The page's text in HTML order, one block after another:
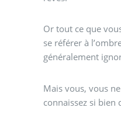
Or tout ce que
se référer à
généralement
Mais vous, vous
connaissez si bien